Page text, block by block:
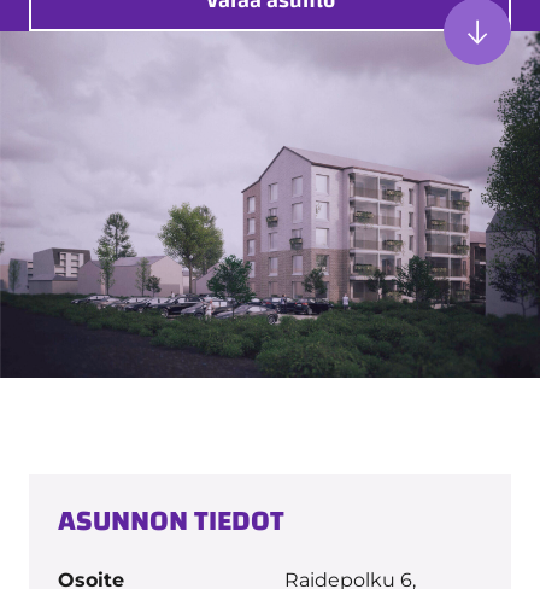
ASUNNON TIEDOT
Osoite
Raidepolku 6,